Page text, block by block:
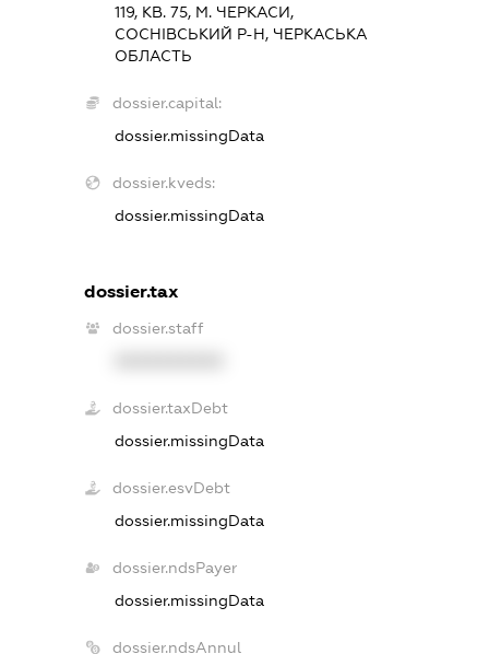
119, КВ. 75, М. ЧЕРКАСИ,
СОСНІВСЬКИЙ Р-Н, ЧЕРКАСЬКА
ОБЛАСТЬ
dossier.capital:
dossier.missingData
dossier.kveds:
dossier.missingData
dossier.tax
dossier.staff
dossier.taxDebt
dossier.missingData
dossier.esvDebt
dossier.missingData
dossier.ndsPayer
dossier.missingData
dossier.ndsAnnul